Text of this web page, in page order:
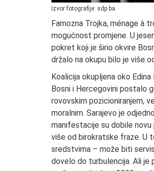
Izvor fotografije: sdp.ba
Famozna Trojka, ménage à
mogućnost promjene. U
pokret koji je širio okvire
držalo na okupu bilo je više
Koalicija okupljena oko
Bosni i Hercegovini postalo
rovovskim pozicioniranjem,
moralnim. Sarajevo je
manifestacije su dobile
više od birokratske fraze. U
sredstvima – može biti
dovelo do turbulencija. Ali je